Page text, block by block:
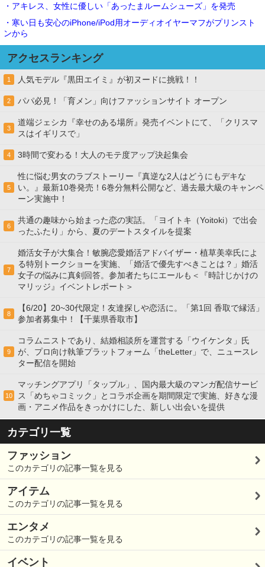
・アキレス、女性に優しい「あったまルームシューズ」を発売
・寒い日も安心のiPhone/iPod用オーディオイヤーマフがプリンスト
ンから
アクセスランキング
1 人気モデル『黒田エイミ』が初ヌードに挑戦！！
2 パパ必見！「育メン」向けファッションサイト オープン
3
道端ジェシカ『幸せのある場所』発売イベントにて、「クリスマ
スはイギリスで」
4 3時間で変わる！大人のモテ度アップ決起集会
5
性に悩む男女のラブストーリー『真逆な2人はどうにもデキな
い。』最新10巻発売！6巻分無料公開など、過去最大級のキャンペ
ーン実施中！
6
共通の趣味から始まった恋の実話。「ヨイトキ（Yoitoki）で出会
ったふたり」から、夏のデートスタイルを提案
7
婚活女子が大集合！敏腕恋愛婚活アドバイザー・植草美幸氏によ
る特別トークショーを実施、「婚活で優先すべきことは？」婚活
女子の悩みに真剣回答。参加者たちにエールも＜『時計じかけの
マリッジ』イベントレポート＞
8
【6/20】20~30代限定！友達探しや恋活に。「第1回 香取で縁活」
参加者募集中！【千葉県香取市】
9
コラムニストであり、結婚相談所を運営する「ウイケンタ」氏
が、プロ向け執筆プラットフォーム「theLetter」で、ニュースレ
ター配信を開始
10
マッチングアプリ「タップル」、国内最大級のマンガ配信サービ
ス「めちゃコミック」とコラボ企画を期間限定で実施、好きな漫
画・アニメ作品をきっかけにした、新しい出会いを提供
カテゴリ一覧
ファッション
このカテゴリの記事一覧を見る
アイテム
このカテゴリの記事一覧を見る
エンタメ
このカテゴリの記事一覧を見る
イベント